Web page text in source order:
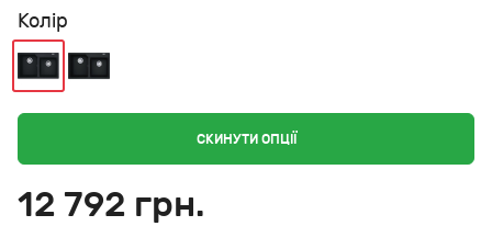
Колір
СКИНУТИ ОПЦІЇ
12 792 грн.